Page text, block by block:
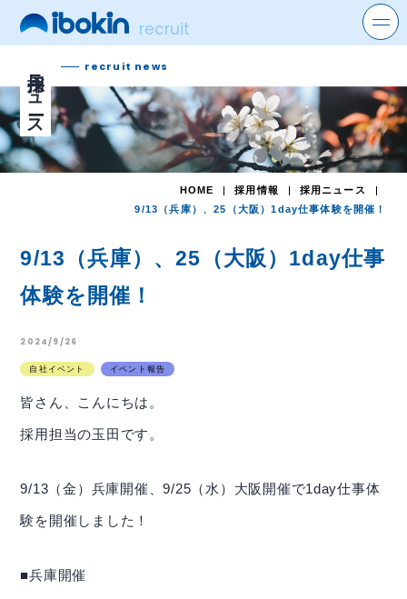
recruit
search
phone_iphone 0791-72-5088
採用ニュース recruit news
HOME 採用情報
採用ニュース
9/13（兵庫）、25（大阪）1day仕事体験を開催！
9/13（兵庫）、25（大阪）1day仕事
体験を開催！
2024/9/26
自社イベント イベント報告
皆さん、こんにちは。
採用担当の玉田です。
9/13（金）兵庫開催、9/25（水）大阪開催で1day仕事体
験を開催しました！
■兵庫開催